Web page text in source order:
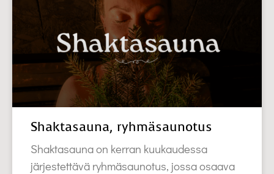
Shaktasauna, ryhmäsaunotus
Shaktasauna on kerran kuukaudessa
järjestettävä ryhmäsaunotus, jossa osaava